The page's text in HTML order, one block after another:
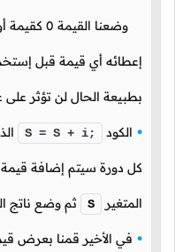
وضعنا القيمة 0 كقيمة
إعطائه أي قيمة قبل
بطبيعة الحال لن تؤثر على
الكود S = S + i;
كل دورة سيتم إضافة قيمة
المتغير S ثم وضع ناتج
في الأخير قمنا بعرض